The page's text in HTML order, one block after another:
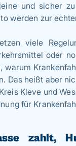
und sicher
werden zur
viele
oder
warum
Das heißt aber
Kleve und
für
zahlt,